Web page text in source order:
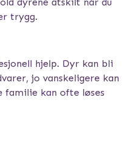
trygg.
hjelp. Dyr kan bli
jo vanskeligere kan
kan ofte løses